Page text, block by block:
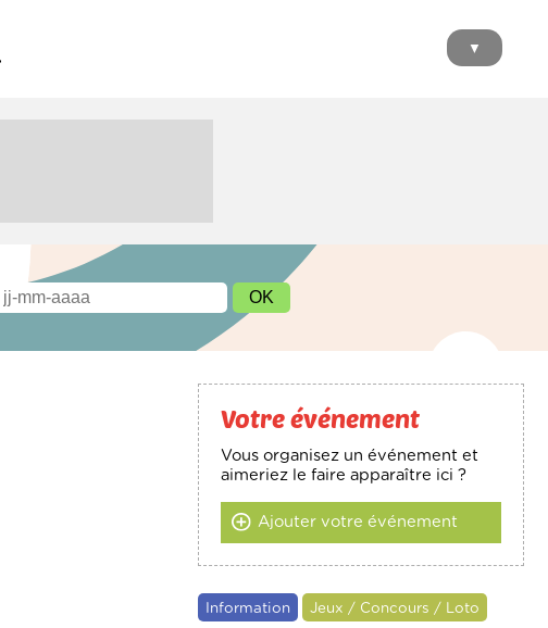
▼
Votre événement
Vous organisez un événement et
aimeriez le faire apparaître ici ?
Ajouter votre événement
Information Jeux / Concours / Loto